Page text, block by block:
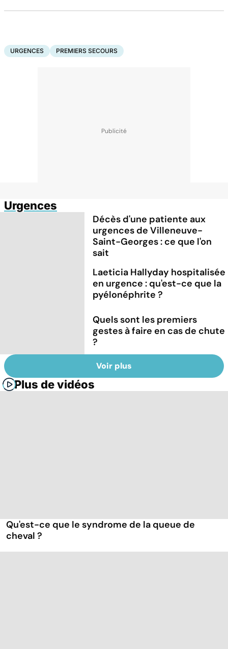
URGENCES PREMIERS SECOURS
Urgences
Décès d'une patiente aux
urgences de Villeneuve-
Saint-Georges : ce que l'on
sait
Laeticia Hallyday hospitalisée
en urgence : qu'est-ce que la
pyélonéphrite ?
Quels sont les premiers
gestes à faire en cas de chute
?
Voir plus
Plus de vidéos
Qu'est-ce que le syndrome de la queue de
cheval ?